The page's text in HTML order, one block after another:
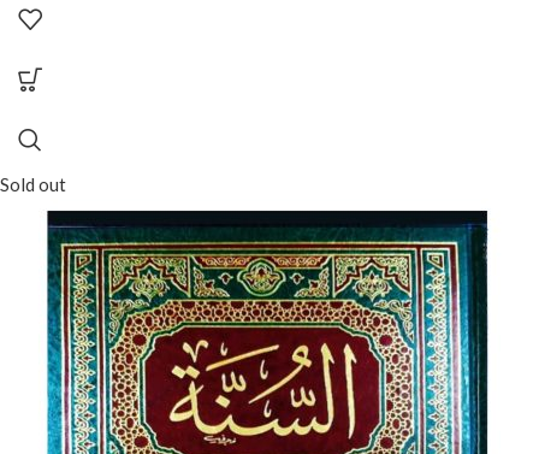
Sold out